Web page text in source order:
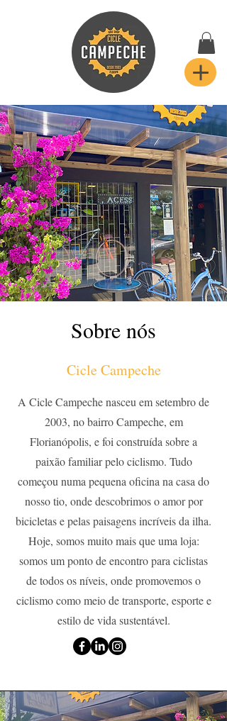
Sobre nós
Cicle Campeche
A Cicle Campeche nasceu em setembro de
2003, no bairro Campeche, em
Florianópolis, e foi construída sobre a
paixão familiar pelo ciclismo. Tudo
começou numa pequena oficina na casa do
nosso tio, onde descobrimos o amor por
bicicletas e pelas paisagens incríveis da ilha.
Hoje, somos muito mais que uma loja:
somos um ponto de encontro para ciclistas
de todos os níveis, onde promovemos o
ciclismo como meio de transporte, esporte e
estilo de vida sustentável.